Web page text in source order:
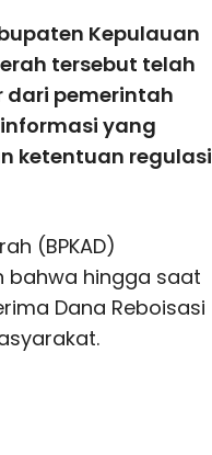
Kepulauan
tersebut telah
dari pemerintah
yang
ketentuan regulasi
(BPKAD)
bahwa hingga saat
Dana Reboisasi